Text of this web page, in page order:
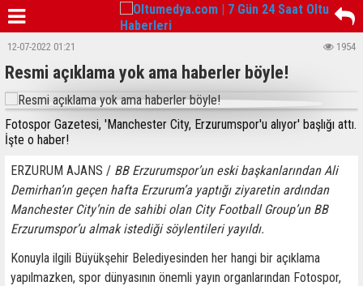
12-07-2022 01:21 1954
Resmi açıklama yok ama haberler böyle!
Fotospor Gazetesi, 'Manchester City, Erzurumspor'u alıyor' başlığı attı.
İşte o haber!
ERZURUM AJANS / BB Erzurumspor’un eski başkanlarından Ali
Demirhan’ın geçen hafta Erzurum’a yaptığı ziyaretin ardından
Manchester City’nin de sahibi olan City Football Group’un BB
Erzurumspor’u almak istediği söylentileri yayıldı.
Konuyla ilgili Büyükşehir Belediyesinden her hangi bir açıklama
yapılmazken, spor dünyasının önemli yayın organlarından Fotospor,